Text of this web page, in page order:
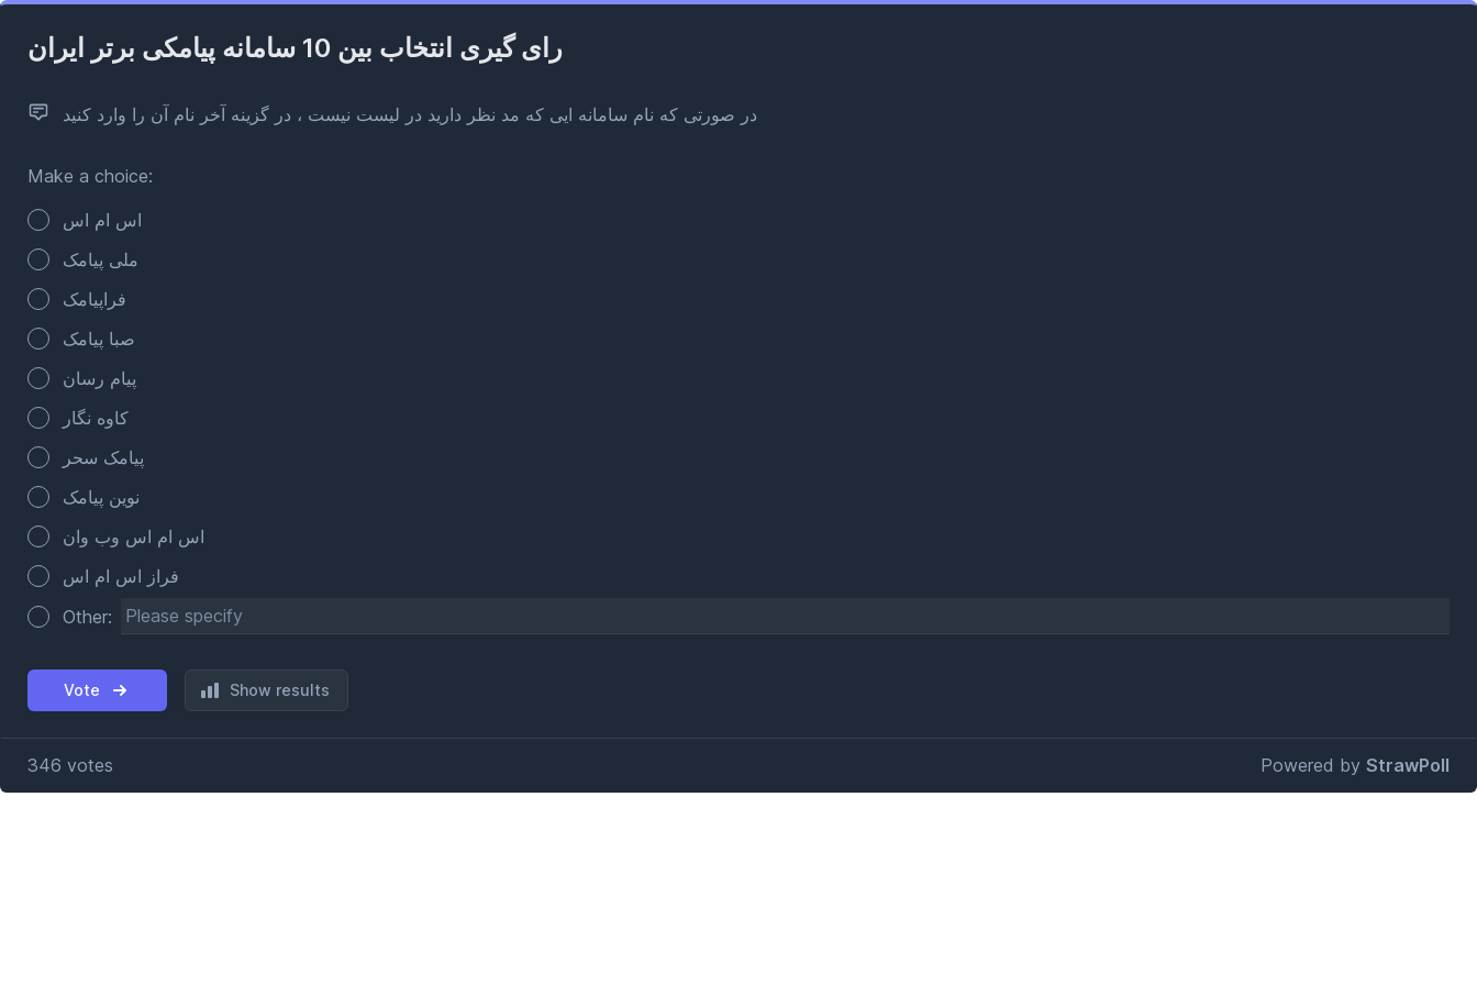
رای گیری انتخاب بین 10 سامانه پیامکی برتر ایران
در صورتی که نام سامانه ایی که مد نظر دارید در لیست نیست ، در گزینه آخر نام آن را وارد کنید
Make a choice:
اس ام اس
ملی پیامک
فراپیامک
صبا پیامک
پیام رسان
کاوه نگار
پیامک سحر
نوین پیامک
اس ام اس وب وان
فراز اس ام اس
Other:
Vote Show results
346 votes Powered by StrawPoll